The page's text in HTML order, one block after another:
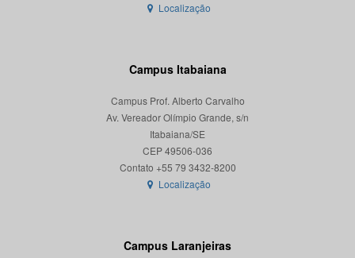
Localização
Campus Itabaiana
Campus Prof. Alberto Carvalho
Av. Vereador Olímpio Grande, s/n
Itabaiana/SE
CEP 49506-036
Localização
Campus Laranjeiras